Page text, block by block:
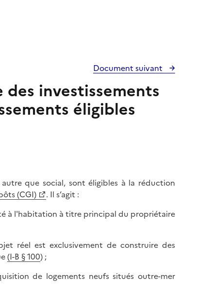
Document suivant
investissements
éligibles
que social, sont éligibles à la réduction
(CGI)
. Il s’agit :
à l'habitation à titre principal du propriétaire
réel est exclusivement de construire des
(I-B § 100) ;
de logements neufs situés outre-mer